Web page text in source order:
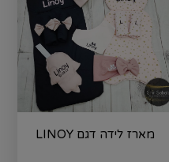
מארז לידה דגם LINOY